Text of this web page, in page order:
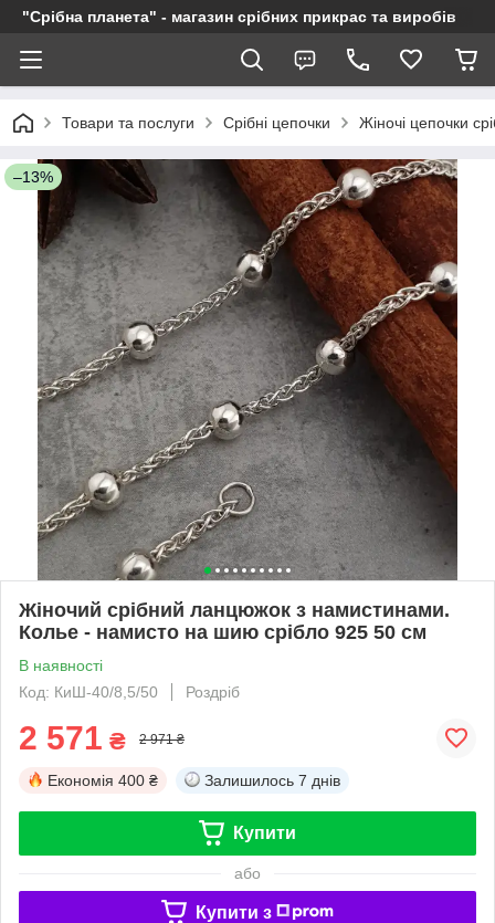
"Срібна планета" - магазин срібних прикрас та виробів
Товари та послуги Срібні цепочки Жіночі цепочки
–13%
Жіночий срібний ланцюжок з намистинами.
Колье - намисто на шию срібло 925 50 см
В наявності
Код: КиШ-40/8,5/50
Роздріб
2 571 ₴ 2 971 ₴
Економія 400 ₴ Залишилось 7 днів
Купити
або
Купити з